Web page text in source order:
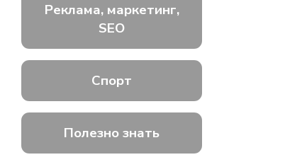
Реклама, маркетинг,
SEO
Спорт
Полезно знать